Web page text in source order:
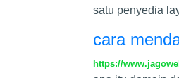
satu penyedia
cara
https://